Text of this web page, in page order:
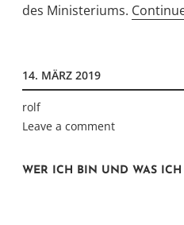
des Ministeriums.
14. MÄRZ 2019
rolf
Leave a comment
WER ICH BIN UND WAS ICH